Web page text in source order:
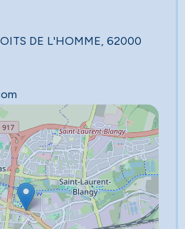
DE L'HOMME, 62000